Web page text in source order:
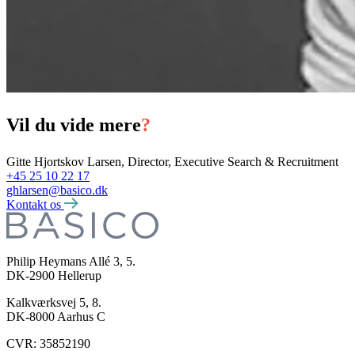
Vil du vide mere?
Gitte Hjortskov Larsen, Director, Executive Search & Recruitment
+45 25 10 22 17
ghlarsen@basico.dk
Kontakt os
Philip Heymans Allé 3, 5.
DK-2900 Hellerup
Kalkværksvej 5, 8.
DK-8000 Aarhus C
CVR: 35852190